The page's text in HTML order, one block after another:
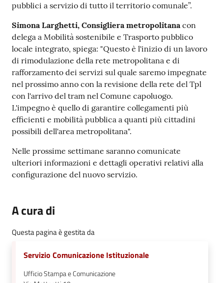
pubblici a servizio di tutto il territorio comunale”.
Simona Larghetti, Consigliera metropolitanacon
delega a Mobilità sostenibile e Trasporto pubblico
locale integrato, spiega: "Questo è l'inizio di un lavoro
di rimodulazione della rete metropolitana e di
rafforzamento dei servizi sul quale saremo impegnate
nel prossimo anno con la revisione della rete del Tpl
con l'arrivo del tram nel Comune capoluogo.
L'impegno è quello di garantire collegamenti più
efficienti e mobilità pubblica a quanti più cittadini
possibili dell'area metropolitana".
Nelle prossime settimane saranno comunicate
ulteriori informazioni e dettagli operativi relativi alla
configurazione del nuovo servizio.
A cura di
Questa pagina è gestita da
Servizio Comunicazione Istituzionale
Ufficio Stampa e Comunicazione